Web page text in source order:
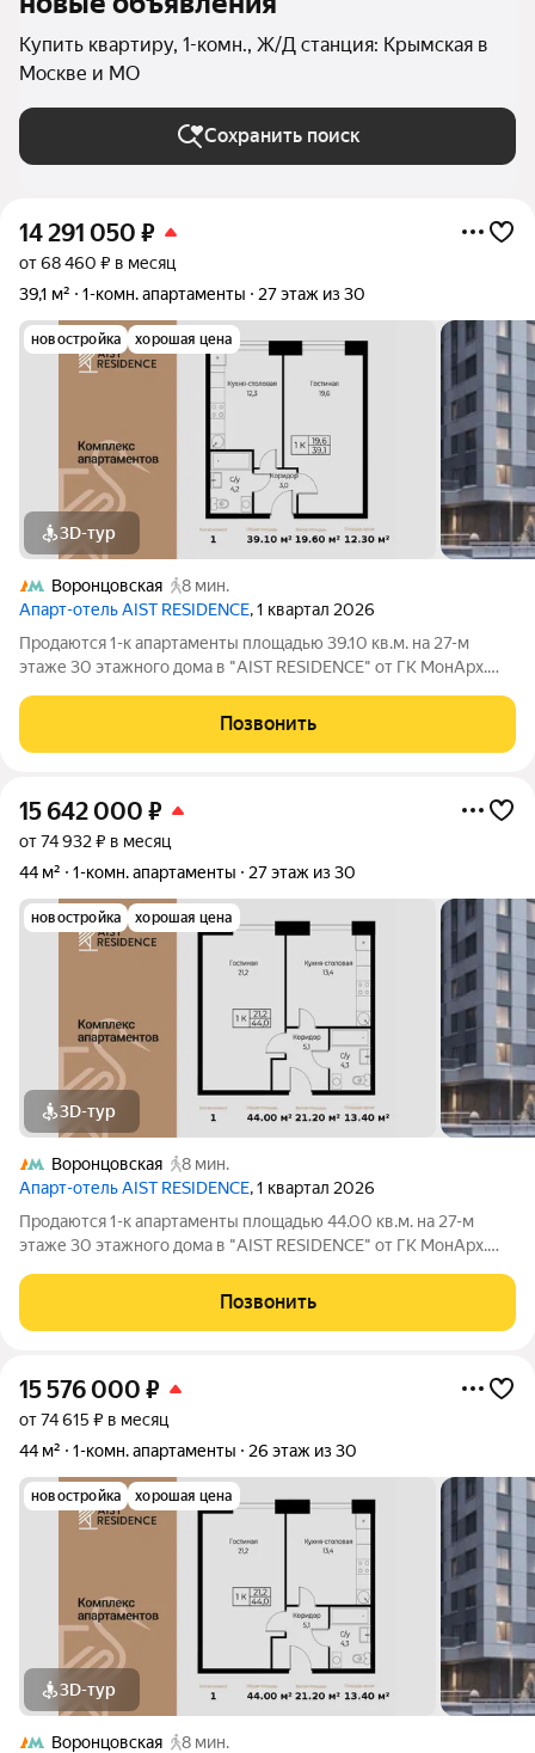
Купить квартиру, 1-комн., Ж/Д станция: Крымская в
Москве и МО
Сохранить поиск
14 291 050 ₽
от 68 460 ₽ в месяц
39,1 м²
1-комн. апартаменты 27 этаж из 30
новостройка хорошая цена
3D-тур
Воронцовская
8 мин.
Апарт-отель AIST RESIDENCE, 1 квартал 2026
Продаются 1-к апартаменты площадью 39.10 кв.м. на 27-м
этаже 30 этажного дома в "AIST RESIDENCE" от ГК МонАрх.
стремится к гармонии между динамичной городской жизнью и
отдыхом на природе.
Позвонить
15 642 000 ₽
от 74 932 ₽ в месяц
44 м²
1-комн. апартаменты 27 этаж из 30
новостройка хорошая цена
3D-тур
Воронцовская
8 мин.
Апарт-отель AIST RESIDENCE, 1 квартал 2026
Продаются 1-к апартаменты площадью 44.00 кв.м. на 27-м
этаже 30 этажного дома в "AIST RESIDENCE" от ГК МонАрх.
стремится к гармонии между динамичной городской жизнью и
отдыхом на природе.
Позвонить
15 576 000 ₽
от 74 615 ₽ в месяц
44 м²
1-комн. апартаменты 26 этаж из 30
новостройка хорошая цена
3D-тур
Воронцовская
8 мин.